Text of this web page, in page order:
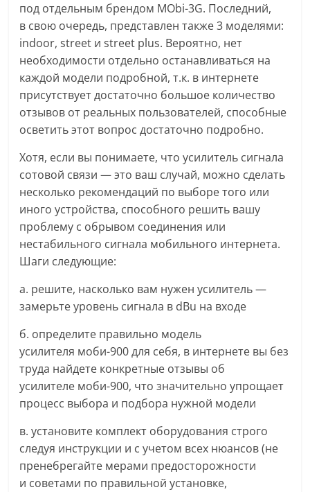
под отдельным брендом MObi-3G. Последний,
в свою очередь, представлен также 3 моделями:
indoor, street и street plus. Вероятно, нет
необходимости отдельно останавливаться на
каждой модели подробной, т.к. в интернете
присутствует достаточно большое количество
отзывов от реальных пользователей, способные
осветить этот вопрос достаточно подробно.
Хотя, если вы понимаете, что усилитель сигнала
сотовой связи — это ваш случай, можно сделать
несколько рекомендаций по выборе того или
иного устройства, способного решить вашу
проблему с обрывом соединения или
нестабильного сигнала мобильного интернета.
Шаги следующие:
а. решите, насколько вам нужен усилитель —
замерьте уровень сигнала в dBu на входе
б. определите правильно модель
усилителя моби-900 для себя, в интернете вы без
труда найдете конкретные отзывы об
усилителе моби-900, что значительно упрощает
процесс выбора и подбора нужной модели
в. установите комплект оборудования строго
следуя инструкции и с учетом всех нюансов (не
пренебрегайте мерами предосторожности
и советами по правильной установке,